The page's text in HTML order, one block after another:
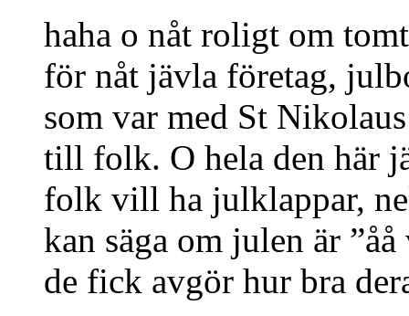
haha o nåt roligt om
för nåt jävla företag,
som var med St
till folk. O hela den här
folk vill ha julklappar,
kan säga om julen är
de fick avgör hur bra